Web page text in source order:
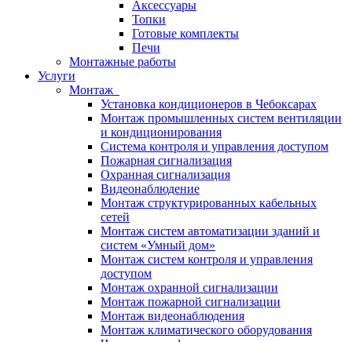
Аксессуары
Топки
Готовые комплекты
Печи
Монтажные работы
Услуги
Монтаж
Установка кондиционеров в Чебоксарах
Монтаж промышленных систем вентиляции
и кондиционирования
Система контроля и управления доступом
Пожарная сигнализация
Охранная сигнализация
Видеонаблюдение
Монтаж структурированных кабельных
сетей
Монтаж систем автоматизации зданий и
систем «Умный дом»
Монтаж систем контроля и управления
доступом
Монтаж охранной сигнализации
Монтаж пожарной сигнализации
Монтаж видеонаблюдения
Монтаж климатического оборудования